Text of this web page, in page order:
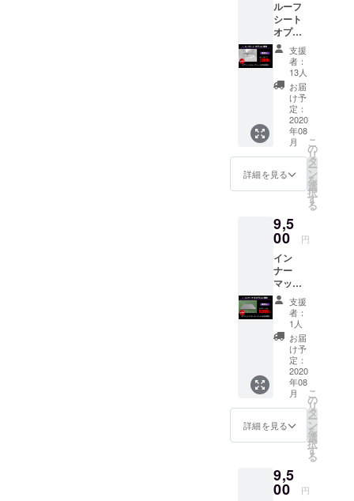
ましょう。
ルーフ
シート
オプ
ション
単体支援
者：
13人
お届
け予
定：
2020
年08
月
詳細を見る
こ
の
リ
タ
ー
ン
を
選
択
す
る
9,5
00 円
イン
ナー
マット
オプ
ション
単体
支援
者：
1人
お届
け予
定：
2020
年08
月
詳細を見る
こ
の
リ
タ
ー
ン
を
選
択
す
る
9,5
00 円